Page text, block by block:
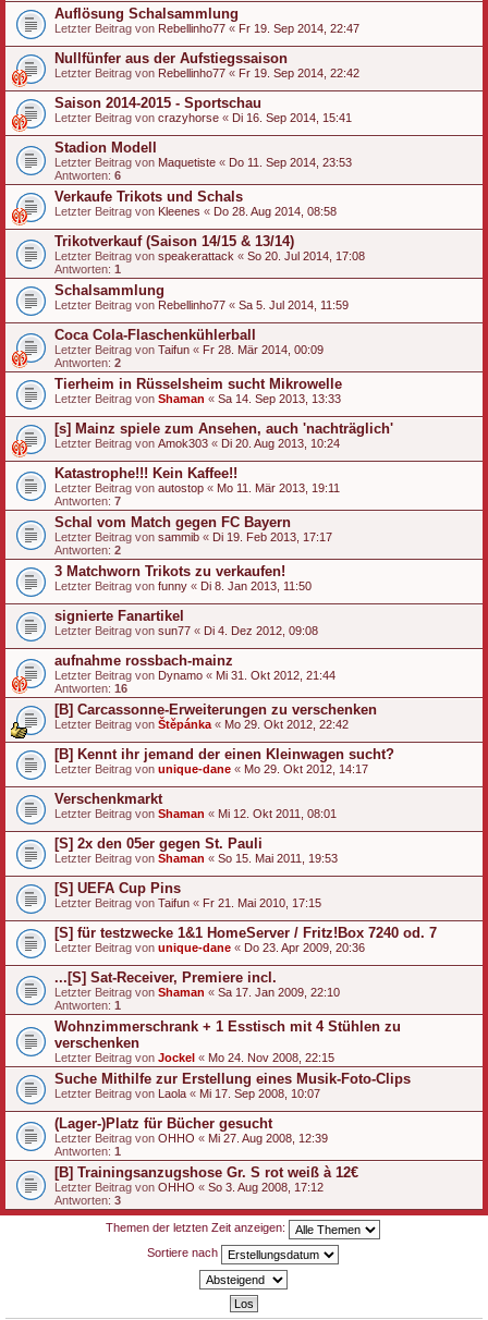
Auflösung Schalsammlung
Letzter Beitrag von Rebellinho77 « Fr 19. Sep 2014, 22:47
Nullfünfer aus der Aufstiegssaison
Letzter Beitrag von Rebellinho77 « Fr 19. Sep 2014, 22:42
Saison 2014-2015 - Sportschau
Letzter Beitrag von crazyhorse « Di 16. Sep 2014, 15:41
Stadion Modell
Letzter Beitrag von Maquetiste « Do 11. Sep 2014, 23:53
Antworten: 6
Verkaufe Trikots und Schals
Letzter Beitrag von Kleenes « Do 28. Aug 2014, 08:58
Trikotverkauf (Saison 14/15 & 13/14)
Letzter Beitrag von speakerattack « So 20. Jul 2014, 17:08
Antworten: 1
Schalsammlung
Letzter Beitrag von Rebellinho77 « Sa 5. Jul 2014, 11:59
Coca Cola-Flaschenkühlerball
Letzter Beitrag von Taifun « Fr 28. Mär 2014, 00:09
Antworten: 2
Tierheim in Rüsselsheim sucht Mikrowelle
Letzter Beitrag von Shaman « Sa 14. Sep 2013, 13:33
[s] Mainz spiele zum Ansehen, auch 'nachträglich'
Letzter Beitrag von Amok303 « Di 20. Aug 2013, 10:24
Katastrophe!!! Kein Kaffee!!
Letzter Beitrag von autostop « Mo 11. Mär 2013, 19:11
Antworten: 7
Schal vom Match gegen FC Bayern
Letzter Beitrag von sammib « Di 19. Feb 2013, 17:17
Antworten: 2
3 Matchworn Trikots zu verkaufen!
Letzter Beitrag von funny « Di 8. Jan 2013, 11:50
signierte Fanartikel
Letzter Beitrag von sun77 « Di 4. Dez 2012, 09:08
aufnahme rossbach-mainz
Letzter Beitrag von Dynamo « Mi 31. Okt 2012, 21:44
Antworten: 16
[B] Carcassonne-Erweiterungen zu verschenken
Letzter Beitrag von Štěpánka « Mo 29. Okt 2012, 22:42
[B] Kennt ihr jemand der einen Kleinwagen sucht?
Letzter Beitrag von unique-dane « Mo 29. Okt 2012, 14:17
Verschenkmarkt
Letzter Beitrag von Shaman « Mi 12. Okt 2011, 08:01
[S] 2x den 05er gegen St. Pauli
Letzter Beitrag von Shaman « So 15. Mai 2011, 19:53
[S] UEFA Cup Pins
Letzter Beitrag von Taifun « Fr 21. Mai 2010, 17:15
[S] für testzwecke 1&1 HomeServer / Fritz!Box 7240 od. 7
Letzter Beitrag von unique-dane « Do 23. Apr 2009, 20:36
...[S] Sat-Receiver, Premiere incl.
Letzter Beitrag von Shaman « Sa 17. Jan 2009, 22:10
Antworten: 1
Wohnzimmerschrank + 1 Esstisch mit 4 Stühlen zu
verschenken
Letzter Beitrag von Jockel « Mo 24. Nov 2008, 22:15
Suche Mithilfe zur Erstellung eines Musik-Foto-Clips
Letzter Beitrag von Laola « Mi 17. Sep 2008, 10:07
(Lager-)Platz für Bücher gesucht
Letzter Beitrag von OHHO « Mi 27. Aug 2008, 12:39
Antworten: 1
[B] Trainingsanzugshose Gr. S rot weiß à 12€
Letzter Beitrag von OHHO « So 3. Aug 2008, 17:12
Antworten: 3
Themen der letzten Zeit anzeigen:
Sortiere nach